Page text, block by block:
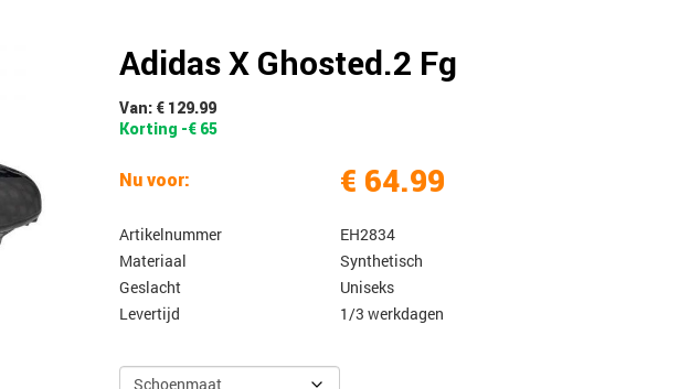
Adidas X Ghosted.2 Fg
Van: € 129.99
Korting -€ 65
Nu voor: € 64.99
Artikelnummer
EH2834
Materiaal
Synthetisch
Geslacht
Uniseks
Levertijd
1/3 werkdagen